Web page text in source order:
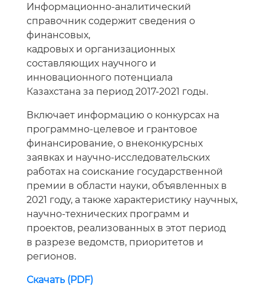
Информационно-аналитический
справочник содержит сведения о
финансовых,
кадровых и организационных
составляющих научного и
инновационного потенциала
Казахстана за период 2017-2021 годы.
Включает информацию о конкурсах на
программно-целевое и грантовое
финансирование, о внеконкурсных
заявках и научно-исследовательских
работах на соискание государственной
премии в области науки, объявленных в
2021 году, а также характеристику научных,
научно-технических программ и
проектов, реализованных в этот период
в разрезе ведомств, приоритетов и
регионов.
Скачать (PDF)